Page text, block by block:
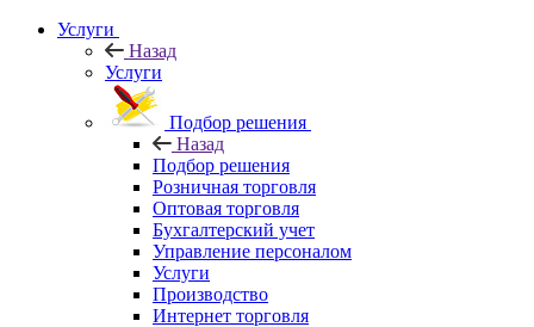
Услуги
Назад
Услуги
Подбор решения
Назад
Подбор решения
Розничная торговля
Оптовая торговля
Бухгалтерский учет
Управление персоналом
Услуги
Производство
Интернет торговля